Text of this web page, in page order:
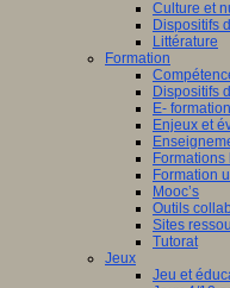
Culture et
Dispositifs
Littérature
Formation
Dispositifs
E- formation
Enjeux et
Formation
Mooc’s
Outils
Sites
Tutorat
Jeux
Jeu et